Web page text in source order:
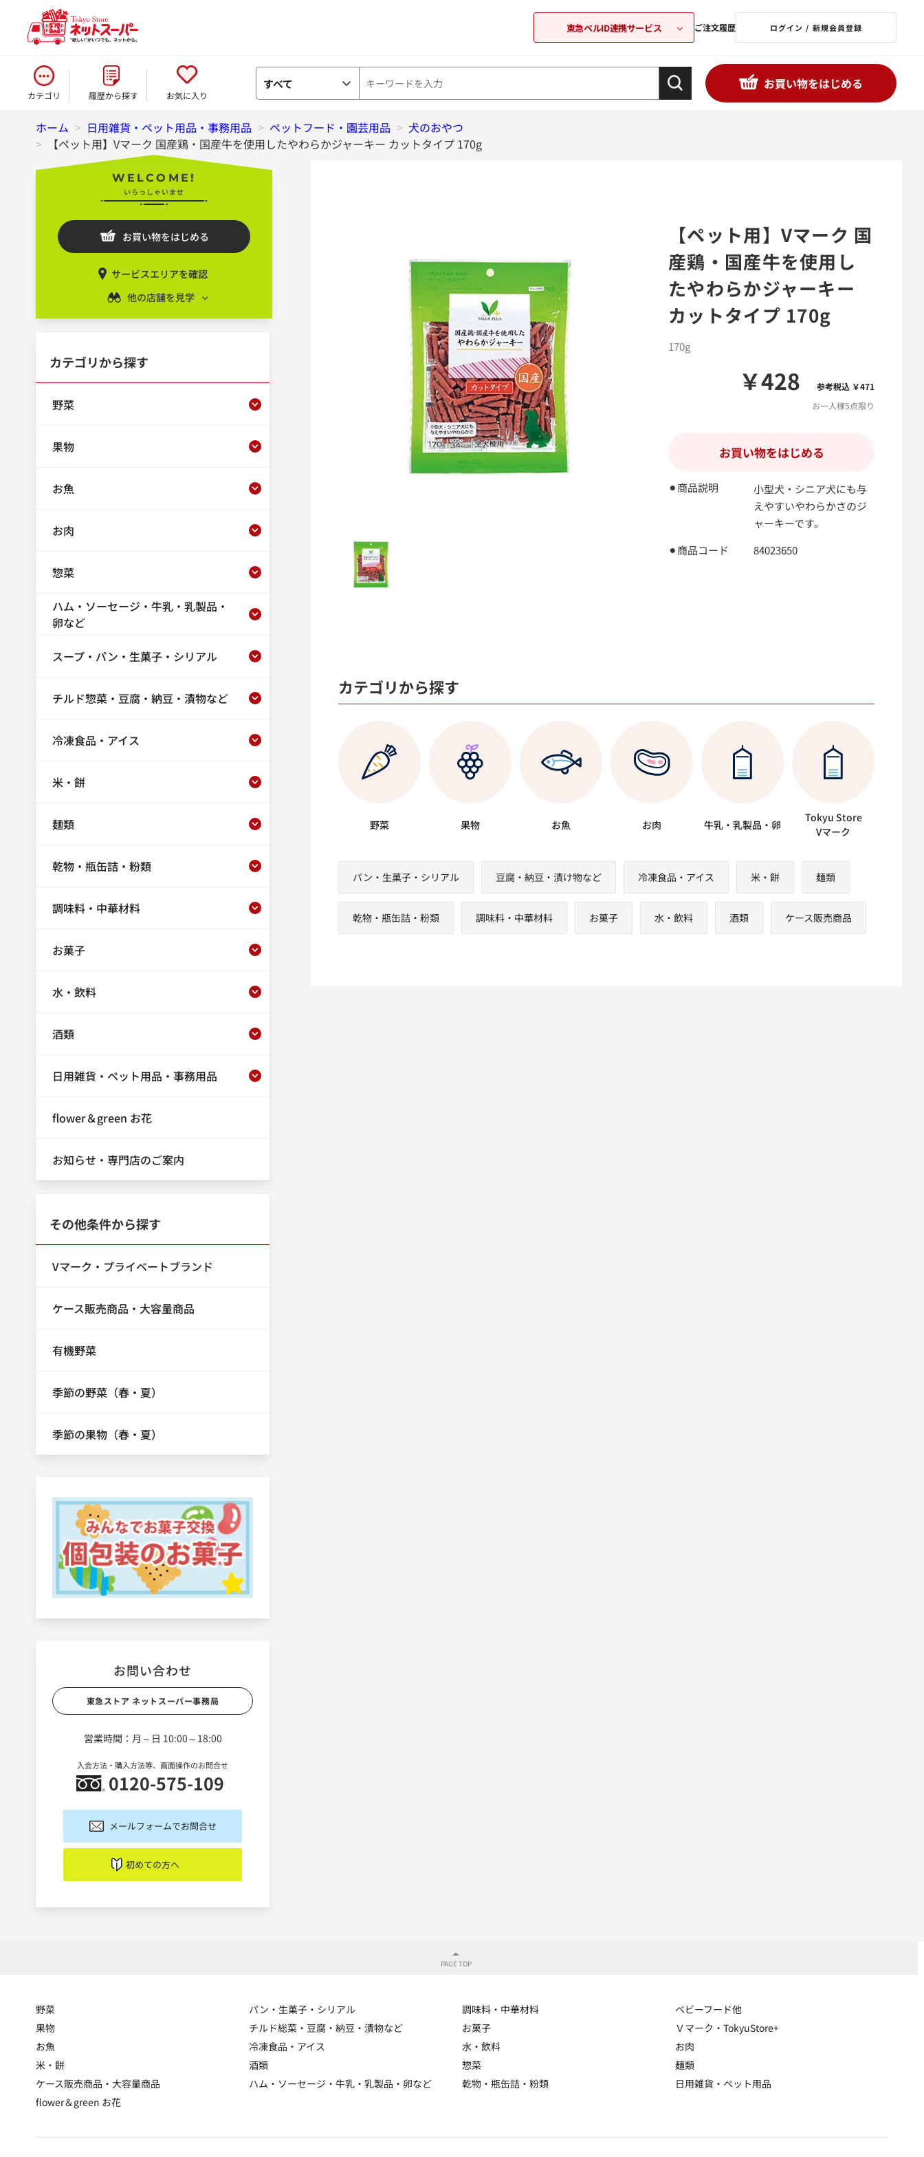
東急ベルID連携サービス
東急オンラインショップ
ご注文履歴 ログイン / 新規会員登録
カテゴリ 履歴から探す お気に入り
すべて お買い物をはじめる
ホーム > 日用雑貨・ペット用品・事務用品 > ペットフード・園芸用品 > 犬のおやつ
>
【ペット用】Vマーク 国産鶏・国産牛を使用したやわらかジャーキー カットタイプ 170g
WELCOME!
いらっしゃいませ
お買い物をはじめる
サービスエリアを確認
他の店舗を見学
カテゴリから探す
野菜
果物
お魚
お肉
惣菜
ハム・ソーセージ・牛乳・乳製品・
卵など
スープ・パン・生菓子・シリアル
チルド惣菜・豆腐・納豆・漬物など
冷凍食品・アイス
米・餅
麺類
乾物・瓶缶詰・粉類
調味料・中華材料
お菓子
水・飲料
酒類
日用雑貨・ペット用品・事務用品
flower＆green お花
お知らせ・専門店のご案内
その他条件から探す
Vマーク・プライベートブランド
ケース販売商品・大容量商品
有機野菜
季節の野菜（春・夏）
季節の果物（春・夏）
お問い合わせ
東急ストア ネットスーパー事務局
営業時間：月～日 10:00～18:00
入会方法・購入方法等、画面操作のお問合せ
0120-575-109
メールフォームでお問合せ
初めての方へ
⚫︎商品説明
小型犬・シニア犬にも与
えやすいやわらかさのジ
ャーキーです。
【ペット用】Vマーク 国
産鶏・国産牛を使用し
たやわらかジャーキー
カットタイプ 170g
￥428
参考税込 ￥471
お一人様5点限り
⚫︎商品コード 84023650
170g
お買い物をはじめる
カテゴリから探す
野菜 果物 お魚 お肉 牛乳・乳製品・卵
Tokyu Store
Vマーク
パン・生菓子・シリアル 豆腐・納豆・漬け物など 冷凍食品・アイス 米・餅 麺類
乾物・瓶缶詰・粉類 調味料・中華材料 お菓子 水・飲料 酒類 ケース販売商品
野菜 パン・生菓子・シリアル 調味料・中華材料
ベビーフード他
果物
チルド総菜・豆腐・納豆・漬物など お菓子
Ｖマーク・TokyuStore+
お魚
冷凍食品・アイス 水・飲料
お肉
米・餅
酒類 惣菜
麺類
ケース販売商品・大容量商品
ハム・ソーセージ・牛乳・乳製品・卵など 乾物・瓶缶詰・粉類
日用雑貨・ペット用品
flower＆green お花